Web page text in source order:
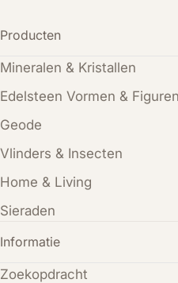
Producten
Mineralen & Kristallen
Edelsteen Vormen & Figuren
Geode
Vlinders & Insecten
Home & Living
Sieraden
Informatie
Zoekopdracht